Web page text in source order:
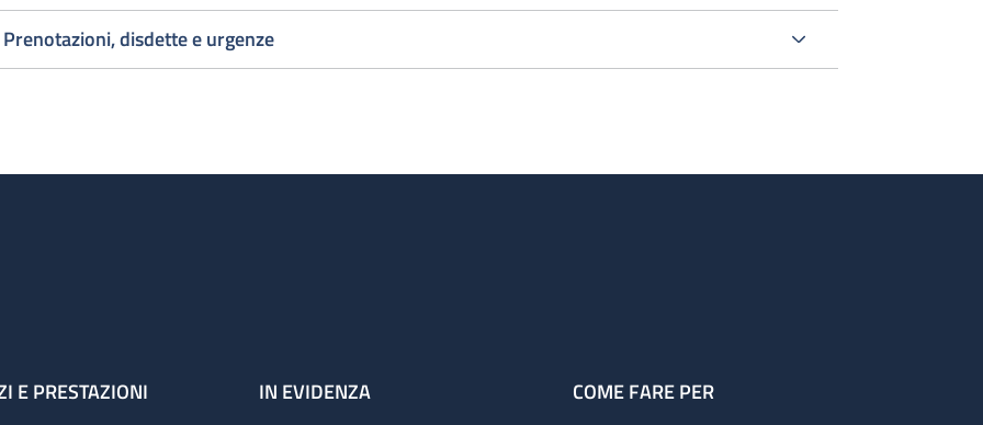
Prenotazioni, disdette e urgenze
E PRESTAZIONI IN EVIDENZA
COME FARE PER